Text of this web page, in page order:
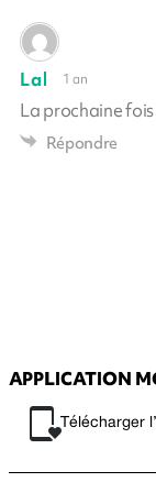
Lal 1 an
La prochaine fois
Répondre
APPLICATION
Télécharger